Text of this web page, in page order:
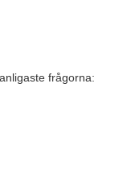
frågorna: